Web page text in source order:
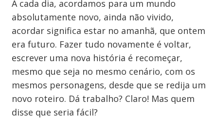
A cada dia, acordamos para um mundo
absolutamente novo, ainda não vivido,
acordar significa estar no amanhã, que ontem
era futuro. Fazer tudo novamente é voltar,
escrever uma nova história é recomeçar,
mesmo que seja no mesmo cenário, com os
mesmos personagens, desde que se redija um
novo roteiro. Dá trabalho? Claro! Mas quem
disse que seria fácil?